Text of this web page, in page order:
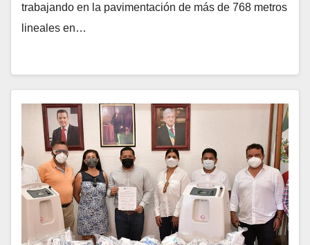
trabajando en la pavimentación de más de 768 metros
lineales en…